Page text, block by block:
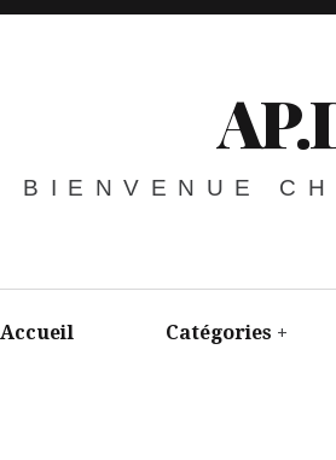
BIENVENUE
Accueil Catégories